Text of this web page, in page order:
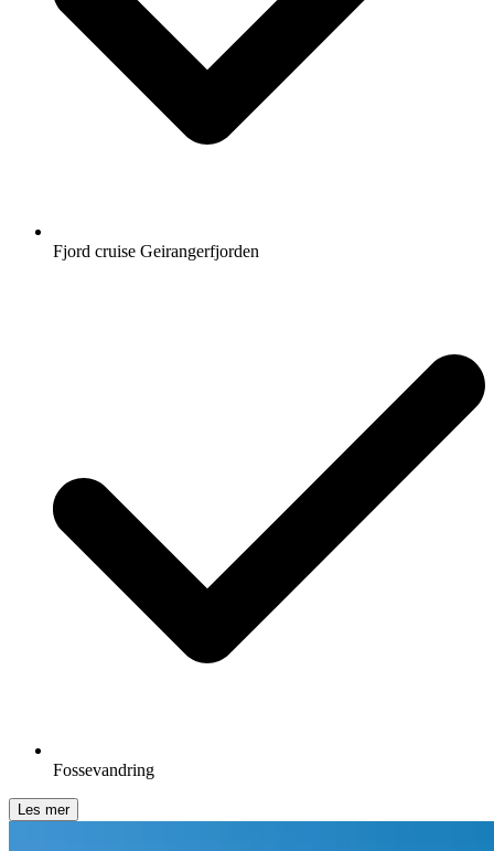
Fjord cruise Geirangerfjorden
Fossevandring
Les mer